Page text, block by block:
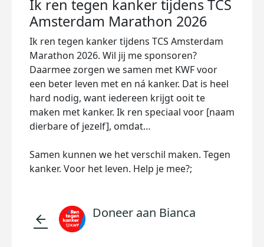
Ik ren tegen kanker tijdens TCS
Amsterdam Marathon 2026
Ik ren tegen kanker tijdens TCS Amsterdam
Marathon 2026. Wil jij me sponsoren?
Daarmee zorgen we samen met KWF voor
een beter leven met en ná kanker. Dat is heel
hard nodig, want iedereen krijgt ooit te
maken met kanker. Ik ren speciaal voor [naam
dierbare of jezelf], omdat…
Samen kunnen we het verschil maken. Tegen
kanker. Voor het leven. Help je mee?;
arrow_back Doneer aan Bianca